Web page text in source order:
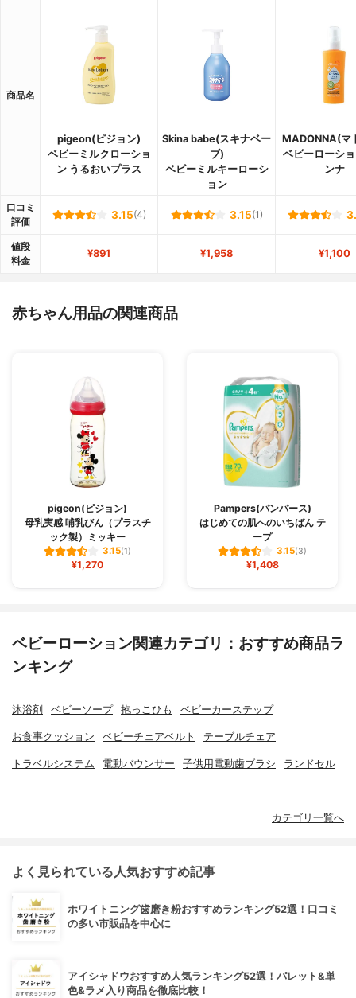
商品名
pigeon(ピジョン)
ベビーミルクローショ
ン うるおいプラス
Skina babe(スキナベー
ブ)
ベビーミルキーローシ
ョン
MADONNA(マ
ベビーローシ
ンナ
口コミ
評価
3.15(4) 3.15(1)
値段
料金
¥891 ¥1,958 ¥1,100
赤ちゃん用品の関連商品
pigeon(ピジョン)
母乳実感 哺乳びん（プラスチ
ック製）ミッキー
3.15(1)
¥1,270
Pampers(パンパース)
はじめての肌へのいちばん テ
ープ
3.15(3)
¥1,408
ベビーローション関連カテゴリ：おすすめ商品ラ
ンキング
沐浴剤 ベビーソープ 抱っこひも ベビーカーステップ
お食事クッション ベビーチェアベルト テーブルチェア
トラベルシステム 電動バウンサー 子供用電動歯ブラシ ランドセル
カテゴリ一覧へ
よく見られている人気おすすめ記事
ホワイトニング歯磨き粉おすすめランキング52選！口コミ
の多い市販品を中心に
アイシャドウおすすめ人気ランキング52選！パレット&単
色&ラメ入り商品を徹底比較！